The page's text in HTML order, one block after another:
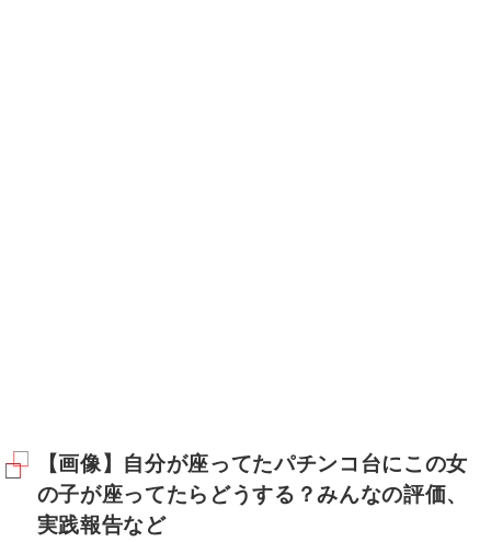
【画像】自分が座ってたパチンコ台にこの女
の子が座ってたらどうする？みんなの評価、
実践報告など